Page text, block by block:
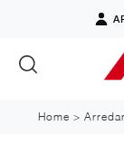
Home >